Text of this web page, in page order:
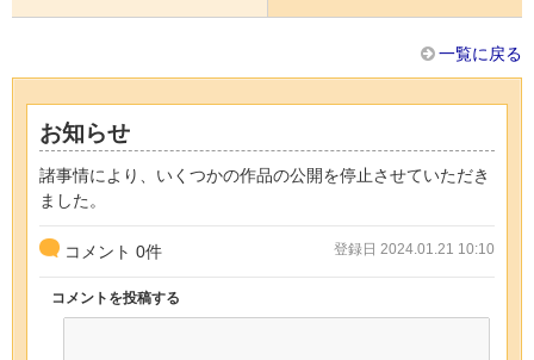
一覧に戻る
お知らせ
諸事情により、いくつかの作品の公開を停止させていただき
ました。
コメント 0件 登録日 2024.01.21 10:10
コメントを投稿する